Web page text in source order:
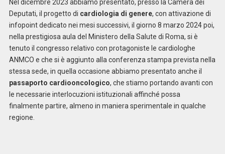
Nel dicembre 2023 abbiamo presentato, presso la Camera dei
Deputati, il progetto di cardiologia di genere, con attivazione di
infopoint dedicato nei mesi successivi, il giorno 8 marzo 2024 poi,
nella prestigiosa aula del Ministero della Salute di Roma, si è
tenuto il congresso relativo con protagoniste le cardiologhe
ANMCO e che si è aggiunto alla conferenza stampa prevista nella
stessa sede, in quella occasione abbiamo presentato anche il
passaporto cardiooncologico, che stiamo portando avanti con
le necessarie interlocuzioni istituzionali affinché possa
finalmente partire, almeno in maniera sperimentale in qualche
regione.